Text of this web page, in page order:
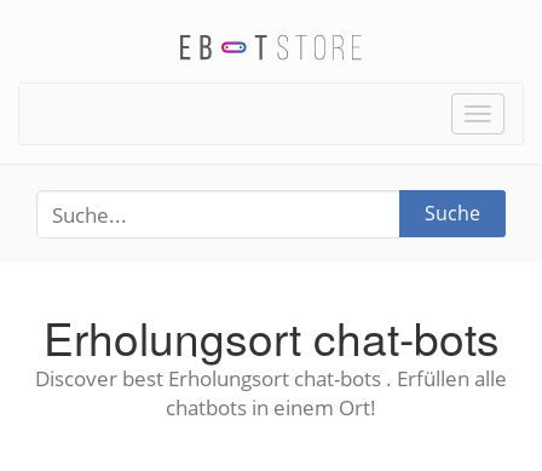
Toggle
Suche
Erholungsort chat-bots
Discover best Erholungsort chat-bots . Erfüllen alle
chatbots in einem Ort!